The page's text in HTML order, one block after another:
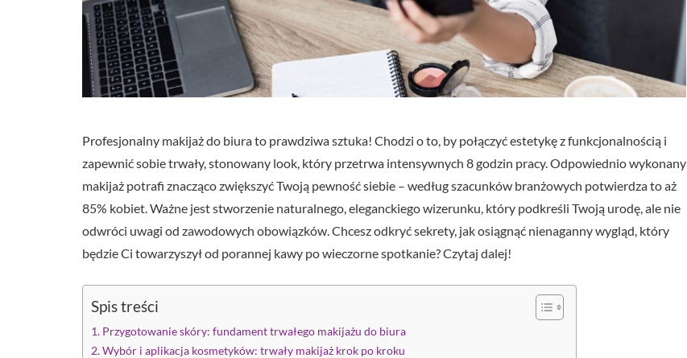
Profesjonalny makijaż do biura to prawdziwa sztuka! Chodzi o to, by połączyć estetykę z funkcjonalnością i
zapewnić sobie trwały, stonowany look, który przetrwa intensywnych 8 godzin pracy. Odpowiednio wykonany
makijaż potrafi znacząco zwiększyć Twoją pewność siebie – według szacunków branżowych potwierdza to aż
85% kobiet. Ważne jest stworzenie naturalnego, eleganckiego wizerunku, który podkreśli Twoją urodę, ale nie
odwróci uwagi od zawodowych obowiązków. Chcesz odkryć sekrety, jak osiągnąć nienaganny wygląd, który
będzie Ci towarzyszył od porannej kawy po wieczorne spotkanie? Czytaj dalej!
Spis treści
Przygotowanie skóry: fundament trwałego makijażu do biura
Wybór i aplikacja kosmetyków: trwały makijaż krok po kroku